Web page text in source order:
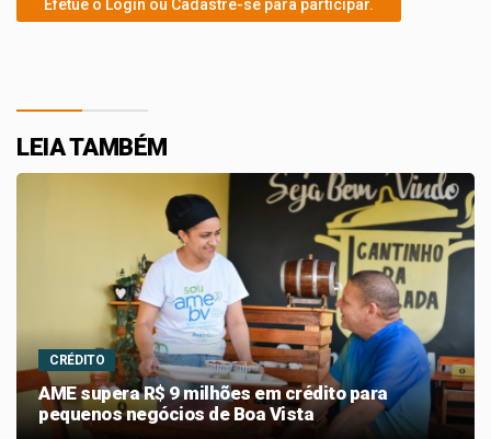
Efetue o Login ou Cadastre-se para participar.
LEIA TAMBÉM
CRÉDITO
AME supera R$ 9 milhões em crédito para
pequenos negócios de Boa Vista